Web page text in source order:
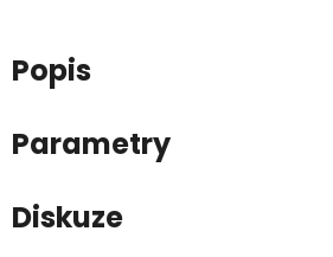
Popis
Parametry
Diskuze